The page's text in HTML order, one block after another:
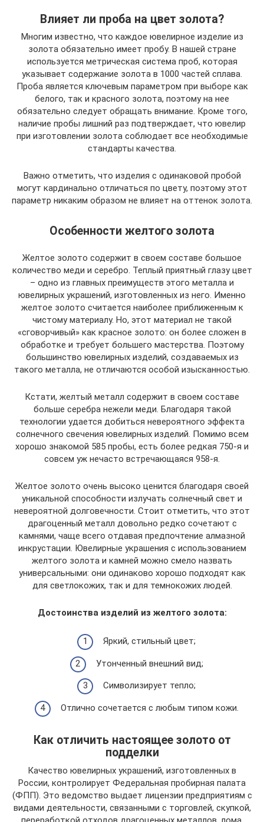
Влияет ли проба на цвет золота?
Многим известно, что каждое ювелирное изделие из
золота обязательно имеет пробу. В нашей стране
используется метрическая система проб, которая
указывает содержание золота в 1000 частей сплава.
Проба является ключевым параметром при выборе как
белого, так и красного золота, поэтому на нее
обязательно следует обращать внимание. Кроме того,
наличие пробы лишний раз подтверждает, что ювелир
при изготовлении золота соблюдает все необходимые
стандарты качества.
Важно отметить, что изделия с одинаковой пробой
могут кардинально отличаться по цвету, поэтому этот
параметр никаким образом не влияет на оттенок золота.
Особенности желтого золота
Желтое золото содержит в своем составе большое
количество меди и серебро. Теплый приятный глазу цвет
– одно из главных преимуществ этого металла и
ювелирных украшений, изготовленных из него. Именно
желтое золото считается наиболее приближенным к
чистому материалу. Но, этот материал не такой
«сговорчивый» как красное золото: он более сложен в
обработке и требует большего мастерства. Поэтому
большинство ювелирных изделий, создаваемых из
такого металла, не отличаются особой изысканностью.
Кстати, желтый металл содержит в своем составе
больше серебра нежели меди. Благодаря такой
технологии удается добиться невероятного эффекта
солнечного свечения ювелирных изделий. Помимо всем
хорошо знакомой 585 пробы, есть более редкая 750-я и
совсем уж нечасто встречающаяся 958-я.
Желтое золото очень высоко ценится благодаря своей
уникальной способности излучать солнечный свет и
невероятной долговечности. Стоит отметить, что этот
драгоценный металл довольно редко сочетают с
камнями, чаще всего отдавая предпочтение алмазной
инкрустации. Ювелирные украшения с использованием
желтого золота и камней можно смело назвать
универсальными: они одинаково хорошо подходят как
для светлокожих, так и для темнокожих людей.
Достоинства изделий из желтого золота:
Яркий, стильный цвет;
Утонченный внешний вид;
Символизирует тепло;
Отлично сочетается с любым типом кожи.
Как отличить настоящее золото от
подделки
Качество ювелирных украшений, изготовленных в
России, контролирует Федеральная пробирная палата
(ФПП). Это ведомство выдает лицензии предприятиям с
видами деятельности, связанными с торговлей, скупкой,